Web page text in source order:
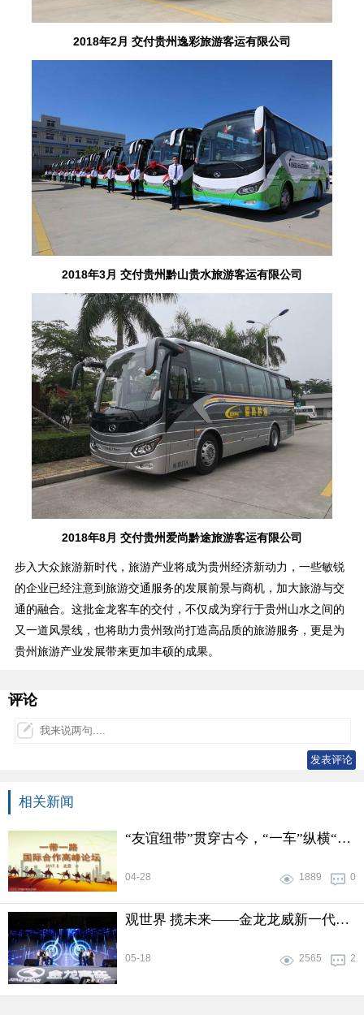
2018年2月 交付贵州逸彩旅游客运有限公司
2018年3月 交付贵州黔山贵水旅游客运有限公司
2018年8月 交付贵州爱尚黔途旅游客运有限公司
步入大众旅游新时代，旅游产业将成为贵州经济新动力，一些敏锐
的企业已经注意到旅游交通服务的发展前景与商机，加大旅游与交
通的融合。这批金龙客车的交付，不仅成为穿行于贵州山水之间的
又一道风景线，也将助力贵州致尚打造高品质的旅游服务，更是为
贵州旅游产业发展带来更加丰硕的成果。
评论
相关新闻
“友谊纽带”贯穿古今，“一车”纵横“丝绸之路”
04-28 0
1889
观世界 揽未来——金龙龙威新一代产品龙威Ⅱ代在北京发布
05-18 2
2565